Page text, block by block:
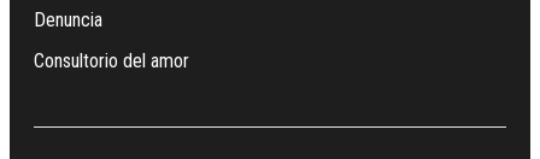
Denuncia
Consultorio del amor